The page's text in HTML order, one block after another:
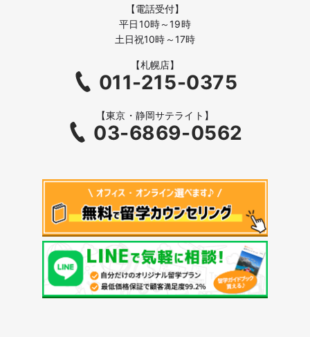
【電話受付】
平日10時～19時
土日祝10時～17時
【札幌店】
011-215-0375
【東京・静岡サテライト】
03-6869-0562